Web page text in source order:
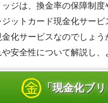
ジは、換金率の保障制
ジットカード現金化サー
金化サービスなのでしょ
安全性について解説し
「現金化ブ